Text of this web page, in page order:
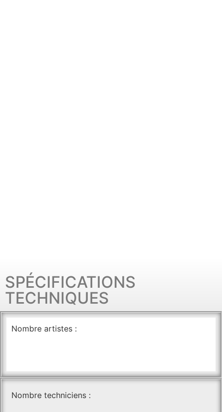
SPÉCIFICATIONS
TECHNIQUES
Nombre artistes :
Nombre techniciens :